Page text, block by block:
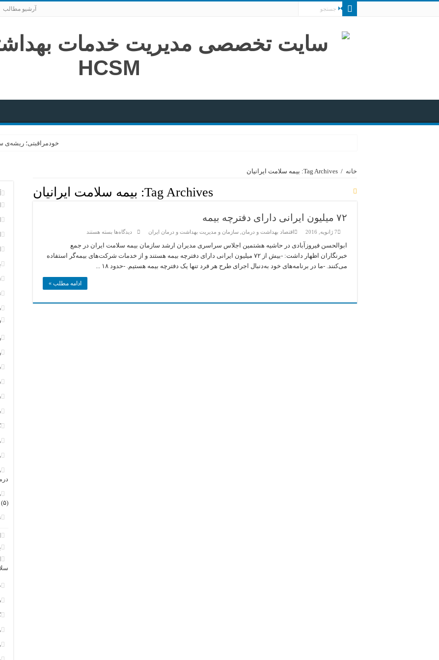
آرشیو مطالب
خودمراقبتی؛ ریشه‌ی
تلاقی تخصص؛ از
خانه / Tag Archives: بيمه سلامت ايرانيان
Tag Archives: بيمه سلامت ايرانيان
۷۲ میلیون ایرانی دارای دفترچه بیمه
7 ژانویه, 2016 اقتصاد بهداشت و درمان سازمان و مدیریت بهداشت و درمان ایران دیدگاه‌ها
برای
میلیون
ایرانی
دارای
دفترچه
بیمه
بسته هستند
ابوالحسن فیروزآبادی در حاشیه هشتمین اجلاس سراسری مدیران ارشد سازمان بیمه سلامت ایران در جمع
خبرنگاران اظهار داشت‌: -بیش از ۷۲ میلیون ایرانی دارای دفترچه بیمه هستند و از خدمات شرکت‌های بیمه‌گر استفاده
می‌کنند. -ما در برنامه‌های خود به‌دنبال اجرای طرح هر فرد تنها یک دفترچه بیمه هستیم. -حدود ۱۸ ...
ادامه مطلب »
(۵)